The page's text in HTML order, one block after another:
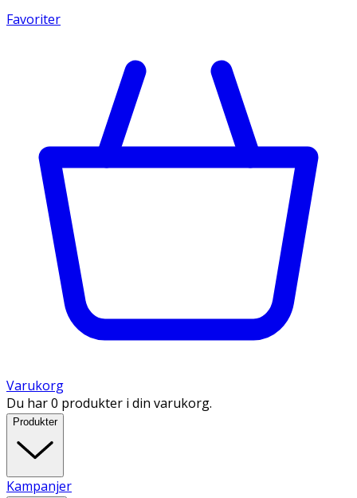
Favoriter
Varukorg
Du har 0 produkter i din varukorg.
Produkter
Kampanjer